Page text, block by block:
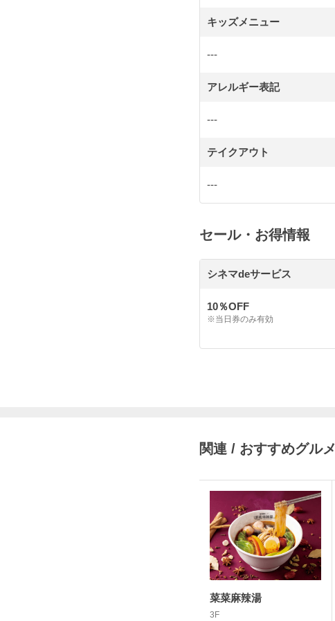
キッズメニュー
---
アレルギー表記
---
テイクアウト
---
セール・お得情報
シネマdeサービス
10％OFF
※当日券のみ有効
関連 / おすすめグルメ
菜菜麻辣湯
3F